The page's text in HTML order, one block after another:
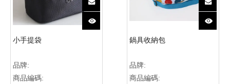
小手提袋
品牌:
商品編碼:
鍋具收納包
品牌:
商品編碼: